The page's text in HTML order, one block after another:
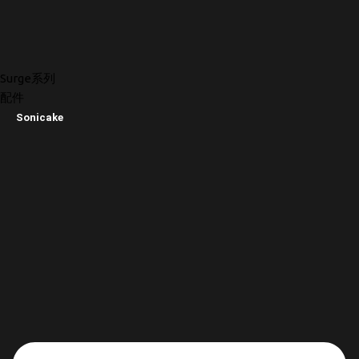
Surge系列
配件
Sonicake